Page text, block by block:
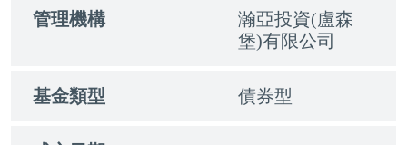
管理機構
瀚亞投資(盧森
堡)有限公司
基金類型 債券型